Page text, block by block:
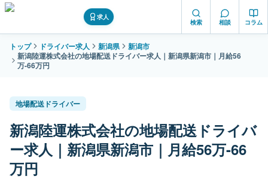
求人
検索 相談 コラム
トップ ドライバー求人 新潟県
新潟市
新潟陸運株式会社の地場配送ドライバー求人｜新潟県新潟市｜月給56
万-66万円
地場配送ドライバー
新潟陸運株式会社の地場配送ドライバ
ー求人｜新潟県新潟市｜月給56万-66
万円